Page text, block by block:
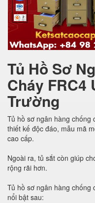
Tủ Hồ Sơ
Cháy FRC4
Trường
Tủ hồ sơ ngân hàng chống
thiết kế độc đáo, mẫu mã
cao cấp.
Ngoài ra, tủ sắt còn giúp
rộng rãi hơn.
Tủ hồ sơ ngân hàng chống
nổi bật sau: